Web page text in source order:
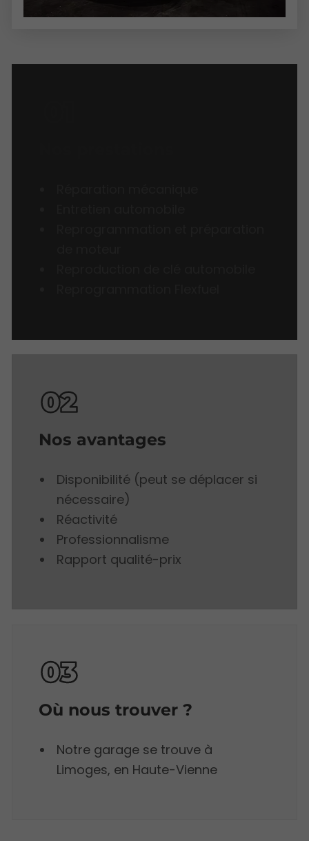
Nos avantages
Disponibilité (peut se déplacer si
nécessaire)
Réactivité
Professionnalisme
Rapport qualité-prix
Où nous trouver ?
Notre garage se trouve à
Limoges, en Haute-Vienne